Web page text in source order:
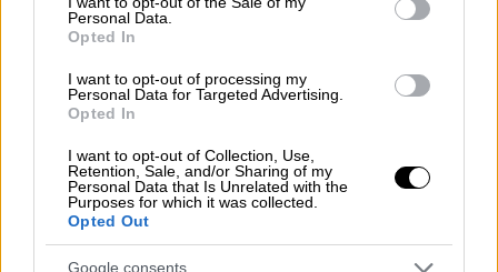
Personal Data.
Opted In
I want to opt-out of processing my
Personal Data for Targeted Advertising.
Opted In
I want to opt-out of Collection, Use,
Retention, Sale, and/or Sharing of my
Personal Data that Is Unrelated with the
Purposes for which it was collected.
Opted Out
Google consents
κρατούσε από το τσαντάκι. Του είπα "πάρε
τα λεφτά" και τότε μέσα σε δευτερόλεπτα
με μαχαίρωσε ελαφριά στον λαιμό
ενώ την
δεύτερη μαχαιριά
μου την έδωσε
Ο νεαρός ευχαρίστησε τους φίλους του που
βρίσκονταν μαζί του καιτον βοήθησαν την
ώρα που χρειαζόταν βοήθεια. «Ο φίλος μου